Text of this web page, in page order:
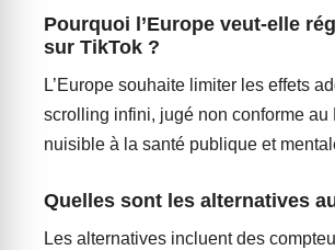
Pourquoi l’Europe veut-elle
sur TikTok ?
L’Europe souhaite limiter les effets
scrolling infini, jugé non conforme au
nuisible à la santé publique et
Quelles sont les alternatives
Les alternatives incluent des